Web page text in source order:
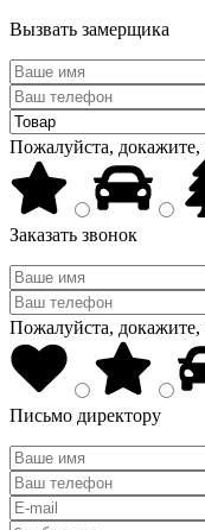
Вызвать замерщика
Пожалуйста,
Заказать звонок
Пожалуйста,
Письмо директору